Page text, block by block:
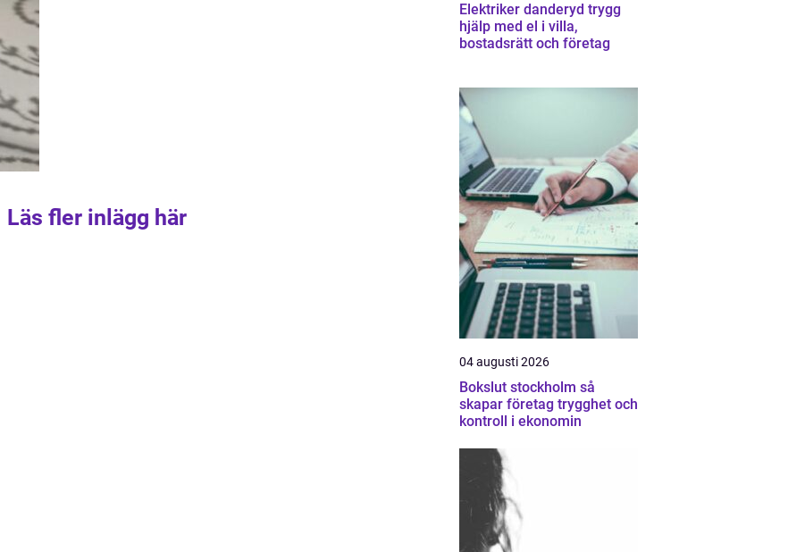
Läs fler inlägg här
Elektriker danderyd trygg
hjälp med el i villa,
bostadsrätt och företag
04 augusti 2026
Bokslut stockholm så
skapar företag trygghet och
kontroll i ekonomin